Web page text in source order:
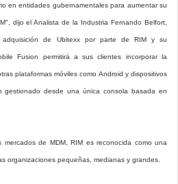
en entidades gubernamentales para aumentar su
dijo el Analista de la Industria Fernando Belfort,
de Ubitexx por parte de RIM y su
Fusion permitirá a sus clientes incorporar la
plataformas móviles como Android y dispositivos
desde una única consola basada en
de MDM, RIM es reconocida como una
organizaciones pequeñas, medianas y grandes.